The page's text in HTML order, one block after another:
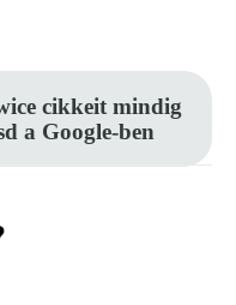
cikkeit mindig
a Google-ben